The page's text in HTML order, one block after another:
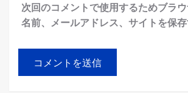
次回のコメントで使用するためブラ
名前、メールアドレス、サイトを保存